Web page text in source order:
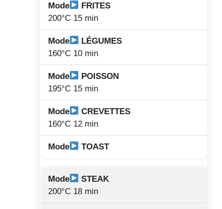
FRITES
200°C 15 min
LÉGUMES
160°C 10 min
POISSON
195°C 15 min
CREVETTES
160°C 12 min
TOAST
STEAK
200°C 18 min